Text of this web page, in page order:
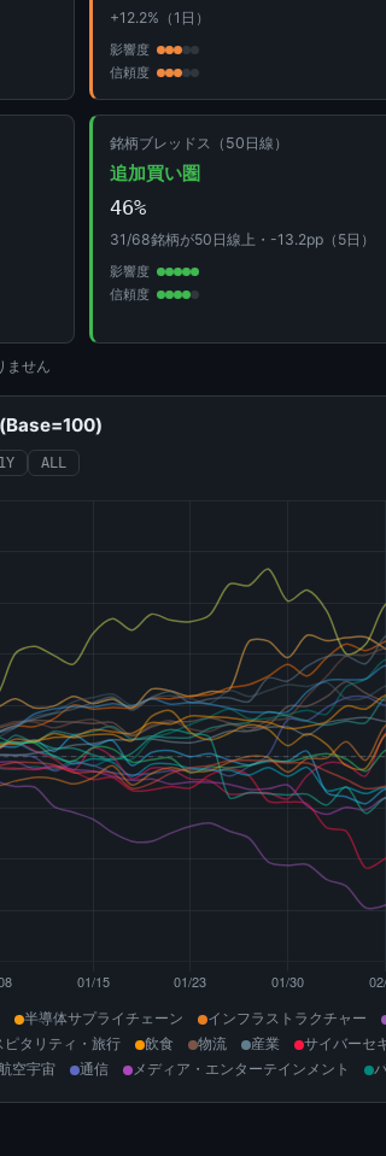
+12.2%（1日）
影響度
信頼度
銘柄ブレッドス（50日線）
追加買い圏
46%
31/68銘柄が50日線上・-13.2pp（5日）
影響度
信頼度
ません
1Y ALL
半導体サプライチェーン インフラストラクチャー
ピタリティ・旅行 飲食 物流 産業 サイバーセ
空宇宙 通信 メディア・エンターテインメント